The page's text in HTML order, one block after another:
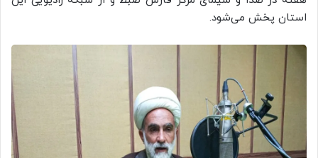
استان پخش می‌شود.